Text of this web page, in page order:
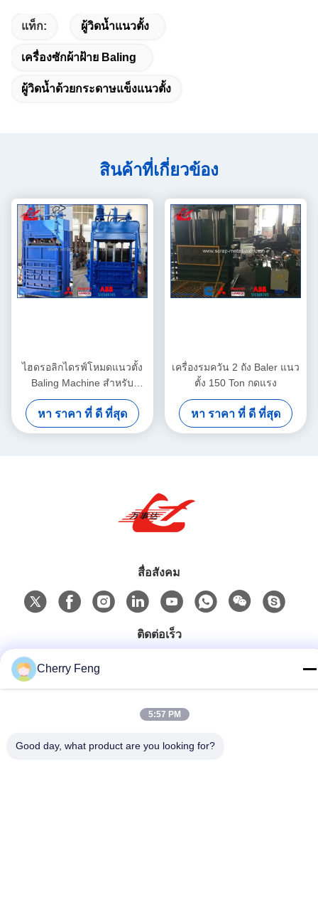
แท็ก: ผู้วิดน้ำแนวตั้ง
เครื่องซักผ้าฝ้าย Baling
ผู้วิดน้ำด้วยกระดาษแข็งแนวตั้ง
สินค้าที่เกี่ยวข้อง
ไฮดรอลิกไดรฟ์โหมดแนวตั้ง
Baling Machine สำหรับ
Cardboards ขวด PET
พลาสติก
หา ราคา ที่ ดี ที่สุด
เครื่องรมควัน 2 ถัง Baler แนว
ตั้ง 150 Ton กดแรง
หา ราคา ที่ ดี ที่สุด
สื่อสังคม
ติดต่อเร็ว
โทรศัพท์
Cherry Feng
5:57 PM
Good day, what product are you looking for?